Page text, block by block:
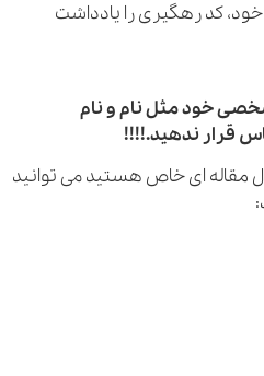
رهگیری را یادداشت
مثل نام و نام
ندهید.!!!!
ای خاص هستید می توانید